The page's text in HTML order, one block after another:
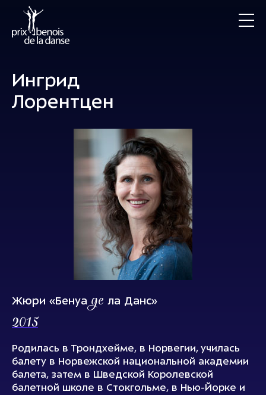
Ингрид
Лорентцен
Жюри «Бенуаде ла Данс»
2015
Родилась в Трондхейме, в Норвегии, училась
балету в Норвежской национальной академии
балета, затем в Шведской Королевской
балетной школе в Стокгольме, в Нью-Йорке и